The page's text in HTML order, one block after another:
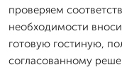
проверяем
необходимости
готовую гостиную,
согласованному